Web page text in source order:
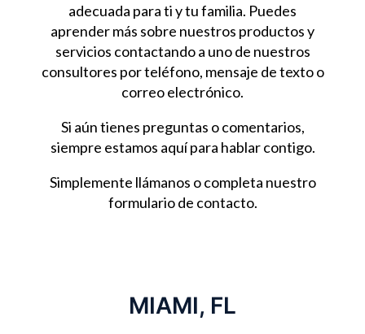
adecuada para ti y tu familia. Puedes
aprender más sobre nuestros productos y
servicios contactando a uno de nuestros
consultores por teléfono, mensaje de texto o
correo electrónico.
Si aún tienes preguntas o comentarios,
siempre estamos aquí para hablar contigo.
Simplemente llámanos o completa nuestro
formulario de contacto.
MIAMI, FL